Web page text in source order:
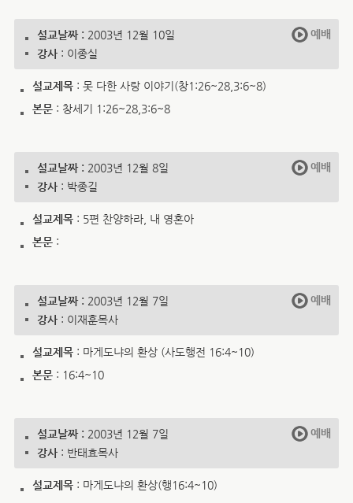
설교날짜 : 2003년 12월 10일
강사: 이종실
예배
설교제목: 못 다한 사랑 이야기(창1:26~28,3:6~8)
본문: 창세기 1:26~28,3:6~8
설교날짜 : 2003년 12월 8일
강사: 박종길
예배
설교제목: 5편 찬양하라, 내 영혼아
본문:
설교날짜 : 2003년 12월 7일
강사: 이재훈목사
예배
설교제목: 마게도냐의 환상 (사도행전 16:4~10)
본문: 16:4~10
설교날짜 : 2003년 12월 7일
강사: 반태효목사
예배
설교제목: 마게도냐의 환상(행16:4~10)